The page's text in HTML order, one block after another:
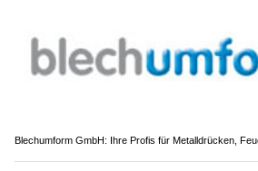
Blechumform GmbH: Ihre Profis für Metalldrücken,